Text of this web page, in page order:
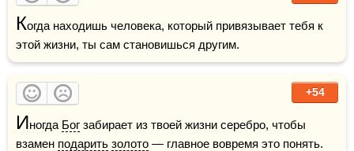
Когда находишь человека, который привязывает тебя к
этой жизни, ты сам становишься другим.
+54
Иногда Бог забирает из твоей жизни серебро, чтобы
взамен подарить золото — главное вовремя это понять.